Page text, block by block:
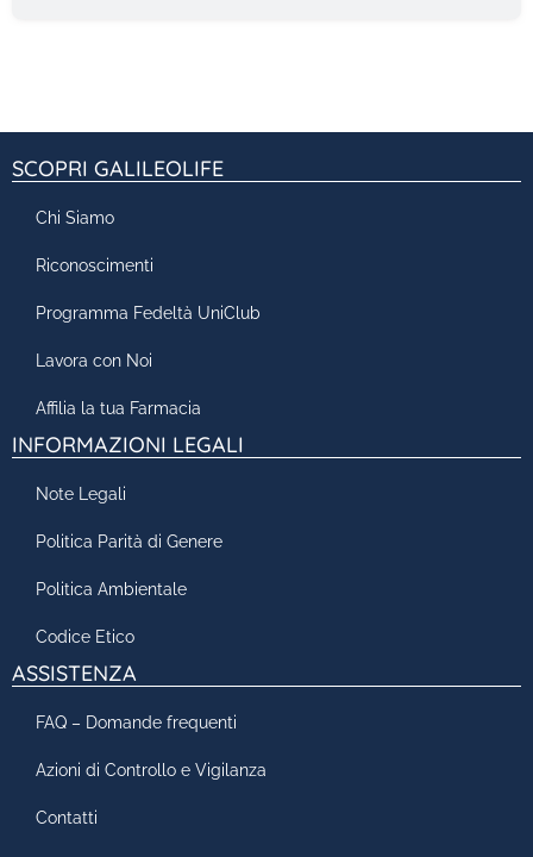
SCOPRI GALILEOLIFE
Chi Siamo
Riconoscimenti
Programma Fedeltà UniClub
Lavora con Noi
Affilia la tua Farmacia
INFORMAZIONI LEGALI
Note Legali
Politica Parità di Genere
Politica Ambientale
Codice Etico
ASSISTENZA
FAQ – Domande frequenti
Azioni di Controllo e Vigilanza
Contatti